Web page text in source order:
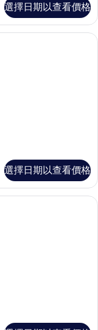
選擇日期以查看價格
選擇日期以查看價格